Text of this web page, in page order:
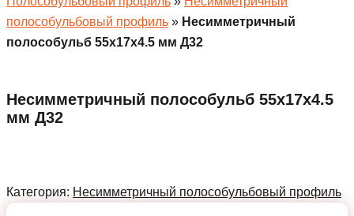
полособульбовый профиль » Несимметричный
полособульб 55x17x4.5 мм Д32
Несимметричный полособульб 55x17x4.5
мм Д32
Категория: Несимметричный полособульбовый профиль